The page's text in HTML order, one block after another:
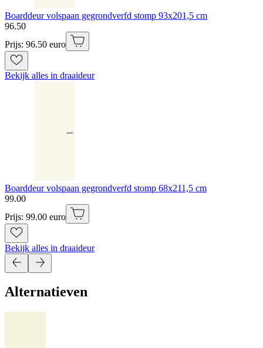
Boarddeur volspaan gegrondverfd stomp 93x201,5 cm
96.50
Prijs: 96.50 euro
Bekijk alles in draaideur
Boarddeur volspaan gegrondverfd stomp 68x211,5 cm
99.00
Prijs: 99.00 euro
Bekijk alles in draaideur
Alternatieven